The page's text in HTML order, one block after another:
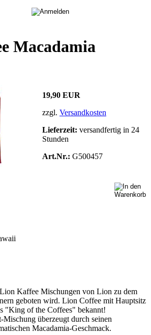
Macadamia
19,90 EUR
zzgl. Versandkosten
Lieferzeit: versandfertig in 24
Stunden
Art.Nr.: G500457
Kaffee Mischungen von Lion zu dem
geboten wird. Lion Coffee mit Hauptsitz
"King of the Coffees" bekannt!
Mischung überzeugt durch seinen
Macadamia-Geschmack.